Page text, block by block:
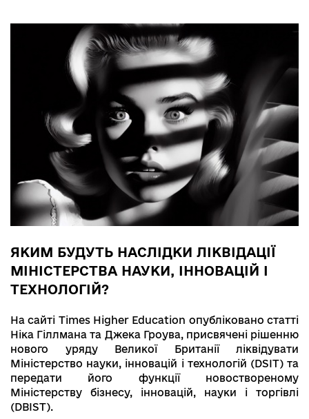
ЯКИМ БУДУТЬ НАСЛІДКИ ЛІКВІДАЦІЇ
МІНІСТЕРСТВА НАУКИ, ІННОВАЦІЙ І
ТЕХНОЛОГІЙ?
На сайті Times Higher Education опубліковано статті
Ніка Гіллмана та Джека Гроува, присвячені рішенню
нового уряду Великої Британії ліквідувати
Міністерство науки, інновацій і технологій (DSIT) та
передати його функції новоствореному
Міністерству бізнесу, інновацій, науки і торгівлі
(DBIST).